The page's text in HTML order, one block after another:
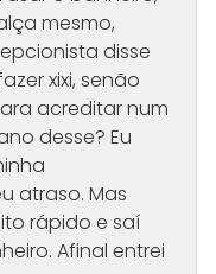
mesmo,
disse
xixi, senão
acreditar num
desse? Eu
atraso. Mas
rápido e saí
Afinal entrei